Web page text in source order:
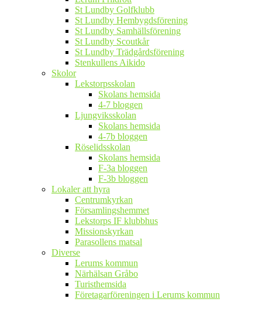
St Lundby Golfklubb
St Lundby Hembygdsförening
St Lundby Samhällsförening
St Lundby Scoutkår
St Lundby Trädgårdsförening
Stenkullens Aikido
Skolor
Lekstorpsskolan
Skolans hemsida
4-7 bloggen
Ljungviksskolan
Skolans hemsida
4-7b bloggen
Röselidsskolan
Skolans hemsida
F-3a bloggen
F-3b bloggen
Lokaler att hyra
Centrumkyrkan
Församlingshemmet
Lekstorps IF klubbhus
Missionskyrkan
Parasollens matsal
Diverse
Lerums kommun
Närhälsan Gråbo
Turisthemsida
Företagarföreningen i Lerums kommun